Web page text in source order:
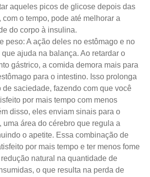
aqueles picos de glicose depois das
com o tempo, pode até melhorar a
do corpo à insulina.
peso: A ação deles no estômago e no
ajuda na balança. Ao retardar o
gástrico, a comida demora mais para
para o intestino. Isso prolonga
de saciedade, fazendo com que você
por mais tempo com menos
disso, eles enviam sinais para o
uma área do cérebro que regula a
o apetite. Essa combinação de
por mais tempo e ter menos fome
redução natural na quantidade de
o que resulta na perda de